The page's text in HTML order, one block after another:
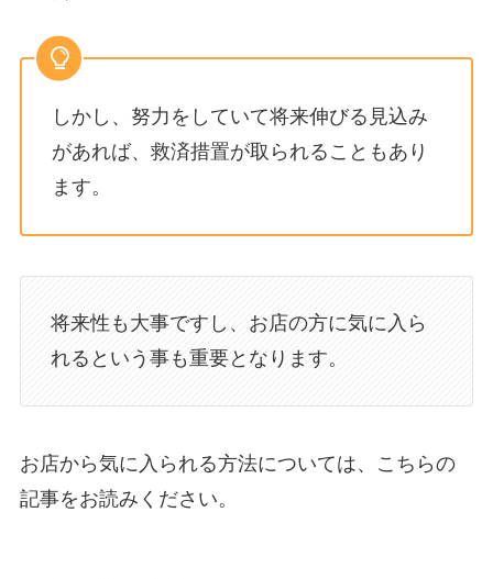
しかし、努力をしていて将来伸びる見込み
があれば、救済措置が取られることもあり
ます。
将来性も大事ですし、お店の方に気に入ら
れるという事も重要となります。
お店から気に入られる方法については、こちらの
記事をお読みください。